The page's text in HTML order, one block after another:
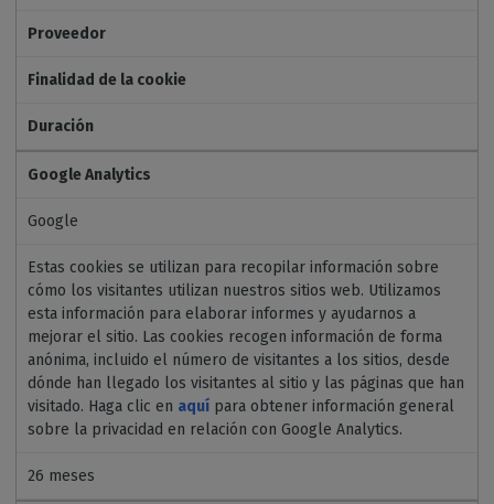
Proveedor
Finalidad de la cookie
Duración
Google Analytics
Google
Estas cookies se utilizan para recopilar información sobre
cómo los visitantes utilizan nuestros sitios web. Utilizamos
esta información para elaborar informes y ayudarnos a
mejorar el sitio. Las cookies recogen información de forma
anónima, incluido el número de visitantes a los sitios, desde
dónde han llegado los visitantes al sitio y las páginas que han
visitado. Haga clic en aquí para obtener información general
sobre la privacidad en relación con Google Analytics.
26 meses